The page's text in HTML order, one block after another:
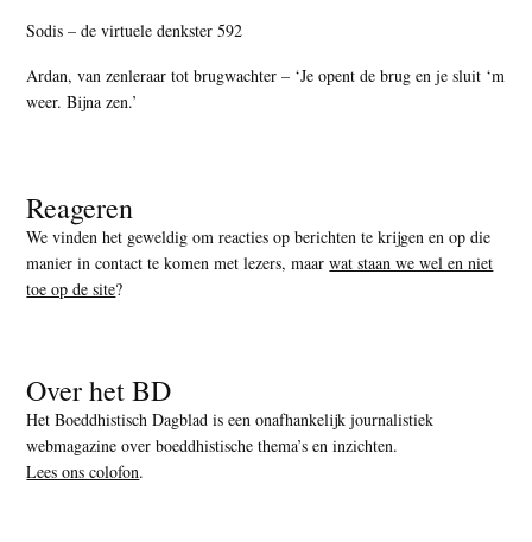
Sodis – de virtuele denkster 592
Ardan, van zenleraar tot brugwachter – ‘Je opent de brug en je sluit ‘m
weer. Bijna zen.’
Reageren
We vinden het geweldig om reacties op berichten te krijgen en op die
manier in contact te komen met lezers, maarwat staan we wel en niet
toe op de site?
Over het BD
Het Boeddhistisch Dagblad is een onafhankelijk journalistiek
webmagazine over boeddhistische thema’s en inzichten.
Lees ons colofon.